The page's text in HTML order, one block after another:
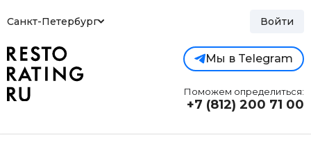
Санкт-Петербург Войти
Мы в Telegram
Поможем определиться:
+7 (812) 200 71 00